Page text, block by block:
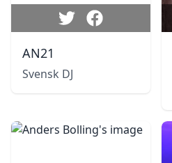
AN21
Svensk DJ